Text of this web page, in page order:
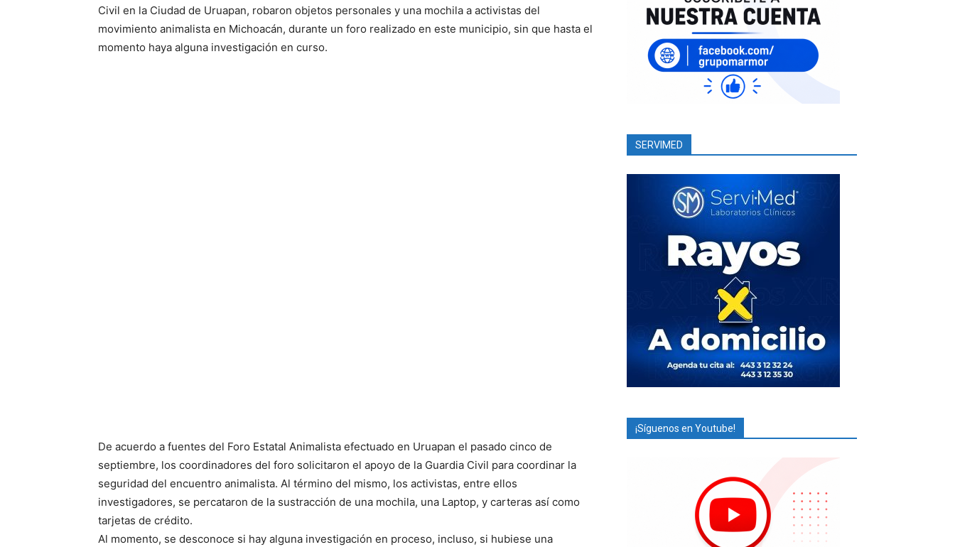
Civil en la Ciudad de Uruapan, robaron objetos personales y una mochila a activistas del
movimiento animalista en Michoacán, durante un foro realizado en este municipio, sin que hasta el
momento haya alguna investigación en curso.
De acuerdo a fuentes del Foro Estatal Animalista efectuado en Uruapan el pasado cinco de
septiembre, los coordinadores del foro solicitaron el apoyo de la Guardia Civil para coordinar la
seguridad del encuentro animalista. Al término del mismo, los activistas, entre ellos
investigadores, se percataron de la sustracción de una mochila, una Laptop, y carteras así como
tarjetas de crédito.
Al momento, se desconoce si hay alguna investigación en proceso, incluso, si hubiese una
SERVIMED
¡Síguenos en Youtube!